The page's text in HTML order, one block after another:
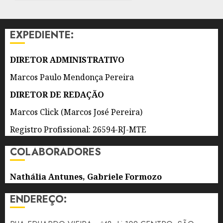
8 DE
AGOSTO
DE 2026
0
EXPEDIENTE:
DIRETOR ADMINISTRATIVO
Marcos Paulo Mendonça Pereira
DIRETOR DE REDAÇÃO
Marcos Click (Marcos José Pereira)
Registro Profissional: 26594-RJ-MTE
COLABORADORES
Nathália Antunes, Gabriele Formozo
ENDEREÇO: